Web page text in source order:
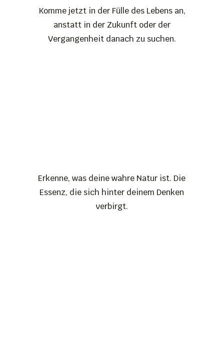
Komme jetzt in der Fülle des Lebens an,
anstatt in der Zukunft oder der
Vergangenheit danach zu suchen.
Erkenne, was deine wahre Natur ist. Die
Essenz, die sich hinter deinem Denken
verbirgt.